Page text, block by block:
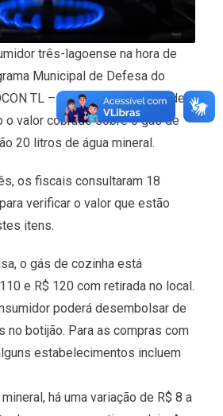
três-lagoense na hora de
Municipal de Defesa do
TL – realizou a pesquisa de
o valor cobrado sobre o gás de
20 litros de água mineral.
os fiscais consultaram 18
verificar o valor que estão
itens.
o gás de cozinha está
e R$ 120 com retirada no local.
poderá desembolsar de
no botijão. Para as compras com
estabelecimentos incluem
há uma variação de R$ 8 a